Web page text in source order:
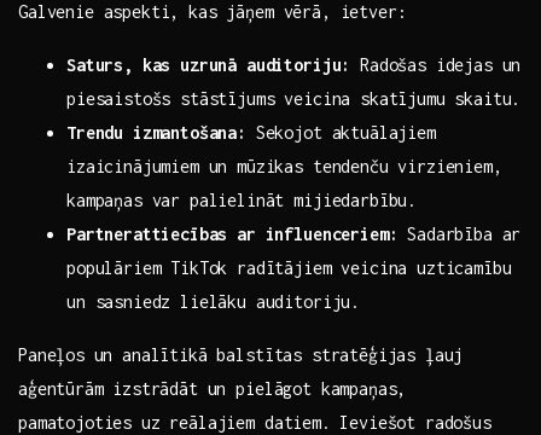
Galvenie aspekti, kas jāņem vērā, ietver:
Saturs, kas uzrunā auditoriju:
Radošas‍ idejas un‌
piesaistošs stāstījums veicina skatījumu skaitu.
Trendu izmantošana:
Sekojot aktuālajiem
izaicinājumiem un mūzikas tendenču virzieniem,
kampaņas var palielināt mijiedarbību.
Partnerattiecības ar influenceriem: ‌Sadarbība ar
populāriem TikTok radītājiem veicina uzticamību
un sasniedz lielāku auditoriju.
Paneļos ⁣un analītikā ‌balstītas stratēģijas ļauj‍
aģentūrām⁤ izstrādāt‍ un pielāgot kampaņas,
pamatojoties uz reālajiem datiem. ⁤Ieviešot radošus⁢